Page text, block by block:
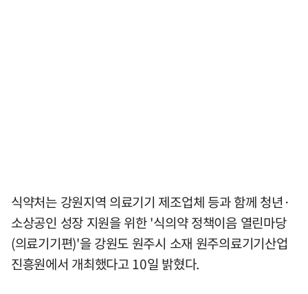
식약처는 강원지역 의료기기 제조업체 등과 함께 청년·
소상공인 성장 지원을 위한 '식의약 정책이음 열린마당
(의료기기편)'을 강원도 원주시 소재 원주의료기기산업
진흥원에서 개최했다고 10일 밝혔다.